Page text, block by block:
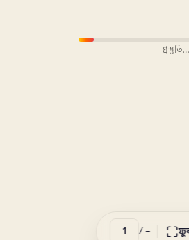
প্রস্তুতি…
/–